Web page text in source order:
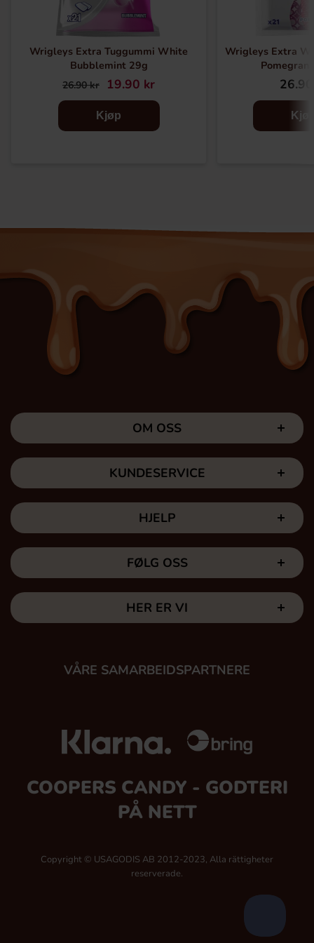
Wrigleys Extra Tuggummi White
Bubblemint 29g
26.90 kr 19.90 kr
Kjøp
Wrigleys Extra
OM OSS
KUNDESERVICE
HJELP
FØLG OSS
HER ER VI
VÅRE SAMARBEIDSPARTNERE
COOPERS CANDY - GODTERI
PÅ NETT
Copyright © USAGODIS AB 2012-2023, Alla rättigheter
reserverade.